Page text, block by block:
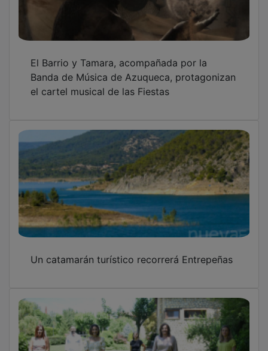
Tamara Falcó descubrirá a su seguidores las
bellezas de Pastrana, Brihuega y Sigüenza
OTRAS NOTICIAS